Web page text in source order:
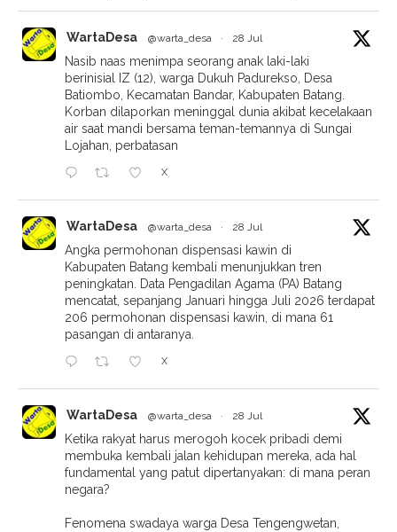
WartaDesa @warta_desa · 28 Jul
Nasib naas menimpa seorang anak laki-laki
berinisial IZ (12), warga Dukuh Padurekso, Desa
Batiombo, Kecamatan Bandar, Kabupaten Batang.
Korban dilaporkan meninggal dunia akibat kecelakaan
air saat mandi bersama teman-temannya di Sungai
Lojahan, perbatasan
X
WartaDesa @warta_desa · 28 Jul
Angka permohonan dispensasi kawin di
Kabupaten Batang kembali menunjukkan tren
peningkatan. Data Pengadilan Agama (PA) Batang
mencatat, sepanjang Januari hingga Juli 2026 terdapat
206 permohonan dispensasi kawin, di mana 61
pasangan di antaranya.
X
WartaDesa @warta_desa · 28 Jul
Ketika rakyat harus merogoh kocek pribadi demi
membuka kembali jalan kehidupan mereka, ada hal
fundamental yang patut dipertanyakan: di mana peran
negara?
Fenomena swadaya warga Desa Tengengwetan,